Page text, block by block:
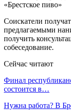
Соискатели
предлагаемыми
получить
собеседование.
Сейчас читают
Финал
состоится в…
Нужна работа? В